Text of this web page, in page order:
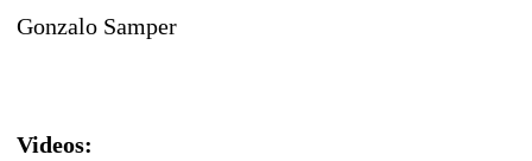
Gonzalo Samper
Videos: